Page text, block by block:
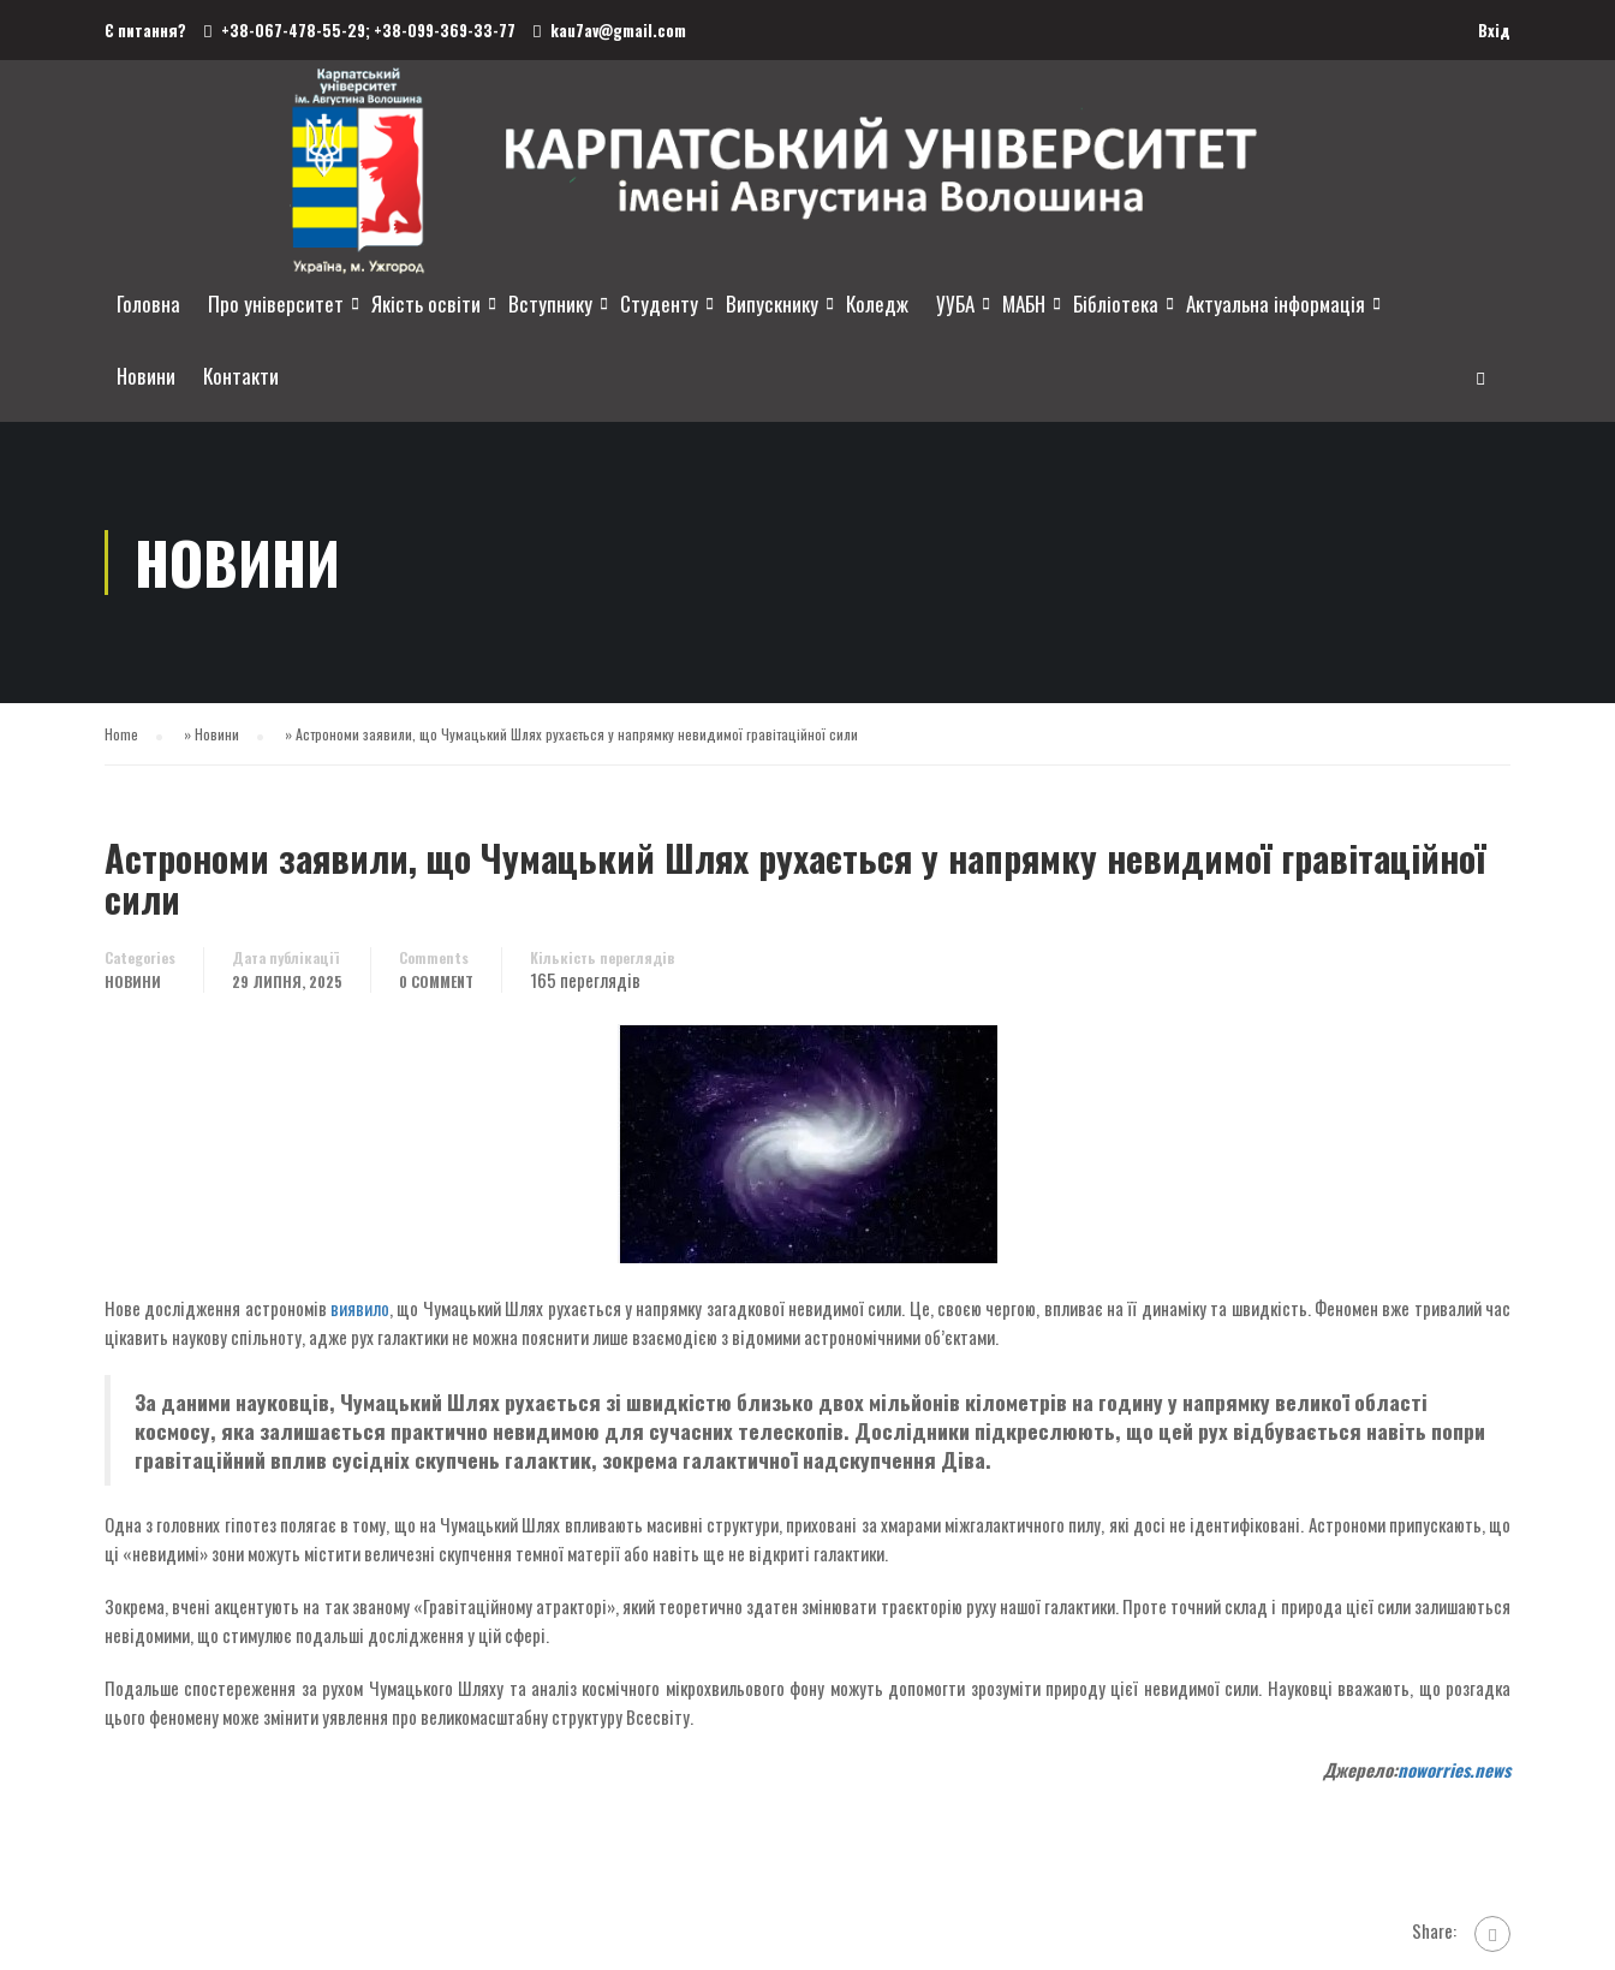
Є питання? +38-067-478-55-29; +38-099-369-33-77 kau7av@gmail.com Вхід
Головна Про університет Якість освіти Вступнику Студенту Випускнику Коледж УУБА МАБН Бібліотека Актуальна інформація
Новини Контакти
НОВИНИ
Home »Новини »Астрономи заявили, що Чумацький Шлях рухається у напрямку невидимої гравітаційної сили
Астрономи заявили, що Чумацький Шлях рухається у напрямку невидимої гравітаційної
сили
Categories
НОВИНИ
Дата публікації
29 ЛИПНЯ, 2025
Comments
0 COMMENT
Кількість переглядів
165 переглядів
Нове дослідження астрономів виявило, що Чумацький Шлях рухається у напрямку загадкової невидимої сили. Це, своєю чергою, впливає на її динаміку та швидкість. Феномен вже тривалий час
цікавить наукову спільноту, адже рух галактики не можна пояснити лише взаємодією з відомими астрономічними об’єктами.
За даними науковців, Чумацький Шлях рухається зі швидкістю близько двох мільйонів кілометрів на годину у напрямку великої області
космосу, яка залишається практично невидимою для сучасних телескопів. Дослідники підкреслюють, що цей рух відбувається навіть попри
гравітаційний вплив сусідніх скупчень галактик, зокрема галактичної надскупчення Діва.
Одна з головних гіпотез полягає в тому, що на Чумацький Шлях впливають масивні структури, приховані за хмарами міжгалактичного пилу, які досі не ідентифіковані. Астрономи припускають, що
ці «невидимі» зони можуть містити величезні скупчення темної матерії або навіть ще не відкриті галактики.
Зокрема, вчені акцентують на так званому «Гравітаційному атракторі», який теоретично здатен змінювати траєкторію руху нашої галактики. Проте точний склад і природа цієї сили залишаються
невідомими, що стимулює подальші дослідження у цій сфері.
Подальше спостереження за рухом Чумацького Шляху та аналіз космічного мікрохвильового фону можуть допомогти зрозуміти природу цієї невидимої сили. Науковці вважають, що розгадка
цього феномену може змінити уявлення про великомасштабну структуру Всесвіту.
Джерело:noworries.news
Share: